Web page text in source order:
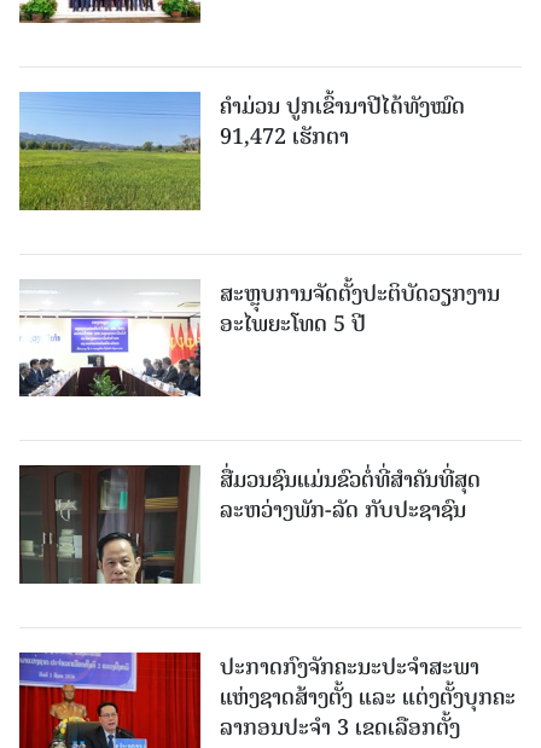
ຄໍາມ່ວນ ປູກເຂົ້ານາປີໄດ້ທັງໝົດ
91,472 ເຮັກຕາ
ສະຫຼຸບການຈັດຕັ້ງປະຕິບັດວຽກງານ
ອະໄພຍະໂທດ 5 ປີ
ສື່ມວນຊົນແມ່ນຂົວຕໍ່ທີ່ສໍາຄັນທີ່ສຸດ
ລະຫວ່າງພັກ-ລັດ ກັບປະຊາຊົນ
ປະກາດກົງຈັກຄະນະປະຈໍາສະພາ
ແຫ່ງຊາດສ້າງຕັ້ງ ແລະ ແຕ່ງຕັ້ງບຸກຄະ
ລາກອນປະຈໍາ 3 ເຂດເລືອກຕັ້ງ